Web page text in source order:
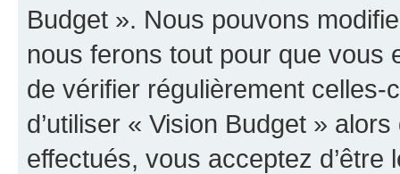
Budget ». Nous pouvons
nous ferons tout pour que vous
de vérifier régulièrement
d’utiliser « Vision Budget »
effectués, vous acceptez